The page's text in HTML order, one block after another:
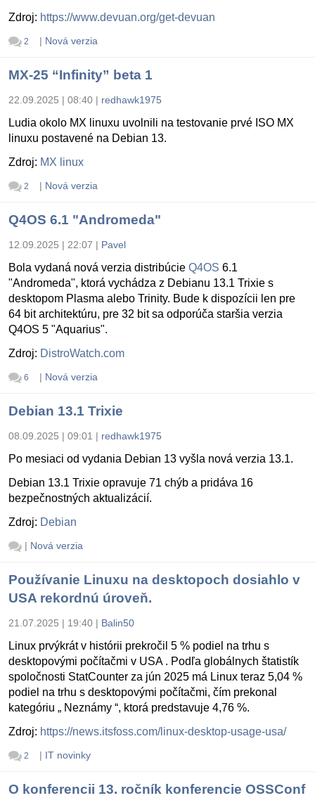
Zdroj: https://www.devuan.org/get-devuan
2 | Nová verzia
MX-25 “Infinity” beta 1
22.09.2025 | 08:40 | redhawk1975
Ludia okolo MX linuxu uvolnili na testovanie prvé ISO MX
linuxu postavené na Debian 13.
Zdroj: MX linux
2 | Nová verzia
Q4OS 6.1 "Andromeda"
12.09.2025 | 22:07 | Pavel
Bola vydaná nová verzia distribúcie Q4OS 6.1
"Andromeda", ktorá vychádza z Debianu 13.1 Trixie s
desktopom Plasma alebo Trinity. Bude k dispozícii len pre
64 bit architektúru, pre 32 bit sa odporúča staršia verzia
Q4OS 5 "Aquarius".
Zdroj: DistroWatch.com
6 | Nová verzia
Debian 13.1 Trixie
08.09.2025 | 09:01 | redhawk1975
Po mesiaci od vydania Debian 13 vyšla nová verzia 13.1.
Debian 13.1 Trixie opravuje 71 chýb a pridáva 16
bezpečnostných aktualizácií.
Zdroj: Debian
| Nová verzia
Používanie Linuxu na desktopoch dosiahlo v
USA rekordnú úroveň.
21.07.2025 | 19:40 | Balin50
Linux prvýkrát v histórii prekročil 5 % podiel na trhu s
desktopovými počítačmi v USA . Podľa globálnych štatistík
spoločnosti StatCounter za jún 2025 má Linux teraz 5,04 %
podiel na trhu s desktopovými počítačmi, čím prekonal
kategóriu „ Neznámy “, ktorá predstavuje 4,76 %.
Zdroj: https://news.itsfoss.com/linux-desktop-usage-usa/
2 | IT novinky
O konferencii 13. ročník konferencie OSSConf